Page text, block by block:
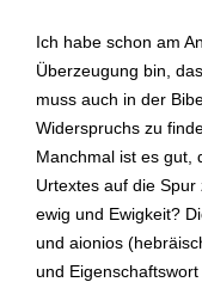
Ich habe schon am
Überzeugung bin,
muss auch in der
Widerspruchs zu
Manchmal ist es gut,
Urtextes auf die
ewig und Ewigkeit?
und aionios
und